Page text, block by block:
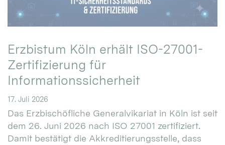
Erzbistum Köln erhält ISO-27001-
Zertifizierung für
Informationssicherheit
17. Juli 2026
Das Erzbischöfliche Generalvikariat in Köln ist seit
dem 26. Juni 2026 nach ISO 27001 zertifiziert.
Damit bestätigt die Akkreditierungsstelle, dass